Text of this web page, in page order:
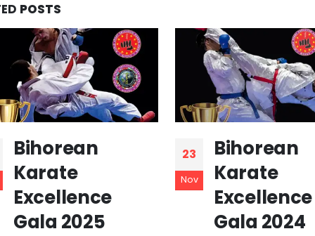
POSTS
Bihorean
Karate
Excellence
Gala 2025
23
Nov
Bihorean
Karate
Excellence
Gala 2024